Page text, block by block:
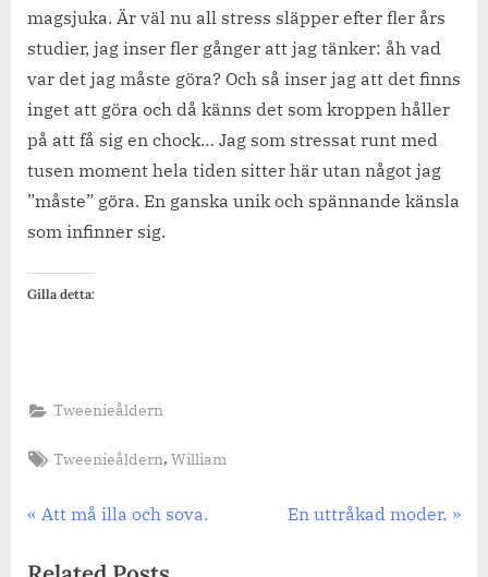
magsjuka. Är väl nu all stress släpper efter fler års
studier, jag inser fler gånger att jag tänker: åh vad
var det jag måste göra? Och så inser jag att det finns
inget att göra och då känns det som kroppen håller
på att få sig en chock… Jag som stressat runt med
tusen moment hela tiden sitter här utan något jag
”måste” göra. En ganska unik och spännande känsla
som infinner sig.
Gilla detta:
Tweenieåldern
Tags:
Tweenieåldern,William
Inläggsnavigering
Previous
Att må illa och sova.
Next
En uttråkad moder.